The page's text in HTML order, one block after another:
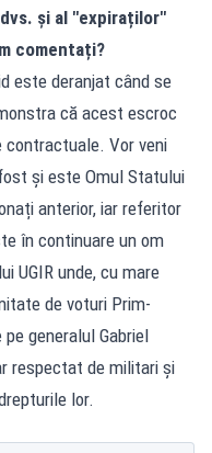
și al "expiraților"
comentați?
este deranjat când se
că acest escroc
Vor veni
și este Omul Statului
anterior, iar referitor
în continuare un om
UGIR unde, cu mare
de voturi Prim-
generalul Gabriel
respectat de militari și
lor.